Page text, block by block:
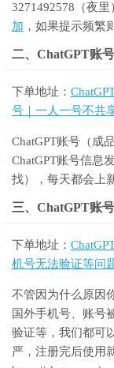
3271492578（夜
加 ，如果提示频繁
二、ChatGPT账
下单地址：
号｜一人一号不共
ChatGPT账号（成
ChatGPT账号信息
找），每天都会上
三、ChatGPT账
下单地址：
机号无法验证等问
不管因为什么原因
国外手机号、账号
验证等，我们都可
严，注册完后使用